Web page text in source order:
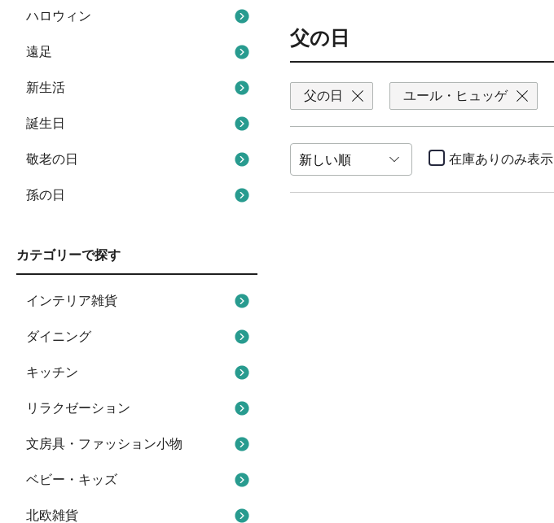
ハロウィン
遠足
新生活
誕生日
敬老の日
孫の日
カテゴリーで探す
インテリア雑貨
ダイニング
キッチン
リラクゼーション
文房具・ファッション小物
ベビー・キッズ
北欧雑貨
父の日
父の日 ユール・ヒュッゲ
在庫ありのみ表示